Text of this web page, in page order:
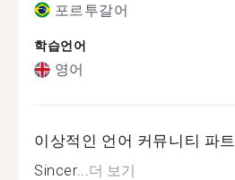
포르투갈어
학습언어
영어
이상적인 언어 커뮤니티 파
Sincer...더 보기